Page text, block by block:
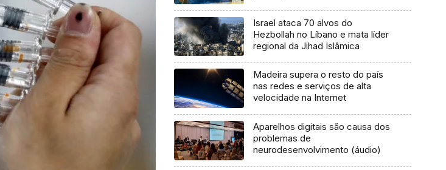
Israel ataca 70 alvos do
Hezbollah no Líbano e mata líder
regional da Jihad Islâmica
Madeira supera o resto do país
nas redes e serviços de alta
velocidade na Internet
Aparelhos digitais são causa dos
problemas de
neurodesenvolvimento (áudio)